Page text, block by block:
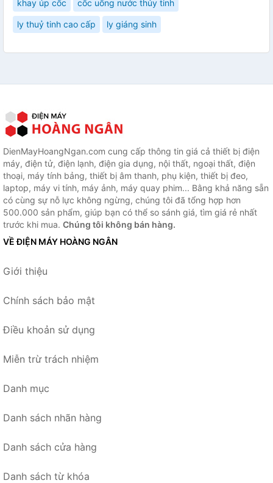
khay úp cốc cốc uống nước thủy tinh
ly thuỷ tinh cao cấp ly giáng sinh
DienMayHoangNgan.com cung cấp thông tin giá cả thiết bị điện
máy, điện tử, điện lạnh, điện gia dụng, nội thất, ngoại thất, điện
thoại, máy tính bảng, thiết bị âm thanh, phụ kiện, thiết bị đeo,
laptop, máy vi tính, máy ảnh, máy quay phim... Bằng khả năng sẵn
có cùng sự nỗ lực không ngừng, chúng tôi đã tổng hợp hơn
500.000 sản phẩm, giúp bạn có thể so sánh giá, tìm giá rẻ nhất
trước khi mua. Chúng tôi không bán hàng.
VỀ ĐIỆN MÁY HOÀNG NGÂN
Giới thiệu
Chính sách bảo mật
Điều khoản sử dụng
Miễn trừ trách nhiệm
Danh mục
Danh sách nhãn hàng
Danh sách cửa hàng
Danh sách từ khóa